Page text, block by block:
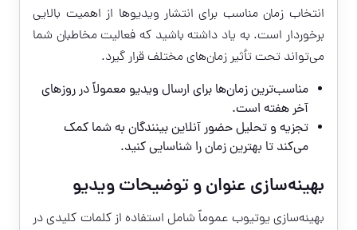
انتخاب زمان مناسب برای انتشار ویدیوها از اهمیت بالایی
برخوردار است. به یاد داشته باشید که فعالیت مخاطبان شما
می‌تواند تحت تأثیر زمان‌های مختلف قرار گیرد.
مناسب‌ترین زمان‌ها برای ارسال ویدیو معمولاً در روزهای
آخر هفته است.
تجزیه و تحلیل حضور آنلاین بینندگان به شما کمک
می‌کند تا بهترین زمان را شناسایی کنید.
بهینه‌سازی عنوان و توضیحات ویدیو
بهینه‌سازی یوتیوب عموماً شامل استفاده از کلمات کلیدی در